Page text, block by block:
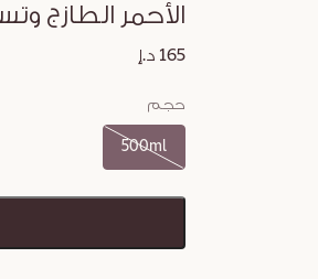
الأحمر الطازج
165 د.إ
حجم
500ml